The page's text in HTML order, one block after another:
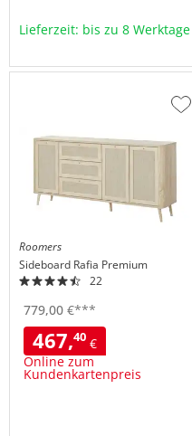
Lieferzeit: bis zu 8 Werktage
Roomers
Sideboard Rafia Premium
22
779,00 €***
467,40 €
Online zum
Kundenkartenpreis
Zur